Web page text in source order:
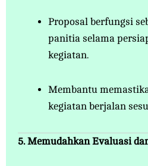
Proposal berfungsi
panitia selama
kegiatan.
Membantu
kegiatan berjalan
5. Memudahkan Evaluasi